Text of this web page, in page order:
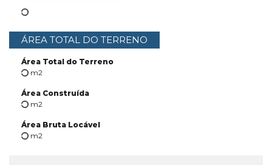
ÁREA TOTAL DO TERRENO
Área Total do Terreno
m2
Área Construída
m2
Área Bruta Locável
m2